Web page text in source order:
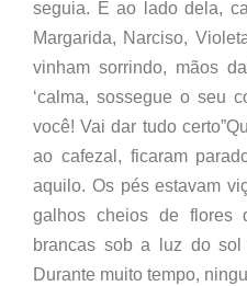
seguia. E ao lado dela,
Margarida, Narciso,
vinham sorrindo, mãos
‘calma, sossegue o seu
você! Vai dar tudo
ao cafezal, ficaram
aquilo. Os pés estavam
galhos cheios de flores
brancas sob a luz do
Durante muito tempo,